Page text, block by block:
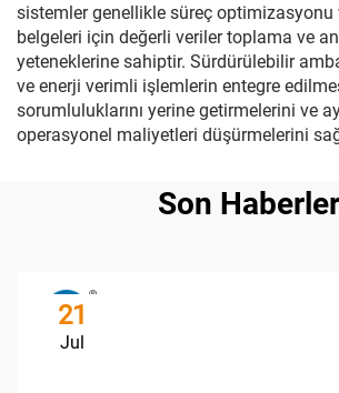
sistemler genellikle süreç optimizasyonu
belgeleri için değerli veriler toplama ve
yeteneklerine sahiptir. Sürdürülebilir
ve enerji verimli işlemlerin entegre
sorumluluklarını yerine getirmelerini ve
operasyonel maliyetleri düşürmelerini
Son Haberler
21
Jul